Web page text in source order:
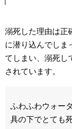
溺死した理由は正
に潜り込んでしま
てしまい、溺死し
されています。
ふわふわウォー
具の下でとても